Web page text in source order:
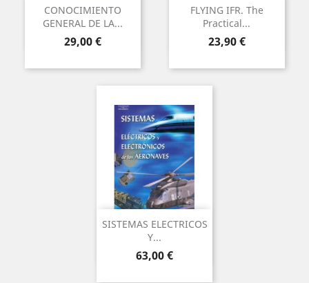
CONOCIMIENTO
GENERAL DE LA...
Preu
29,00 €
FLYING IFR. The
Practical...
Preu
23,90 €
SISTEMAS ELECTRICOS
Y...
Preu
63,00 €